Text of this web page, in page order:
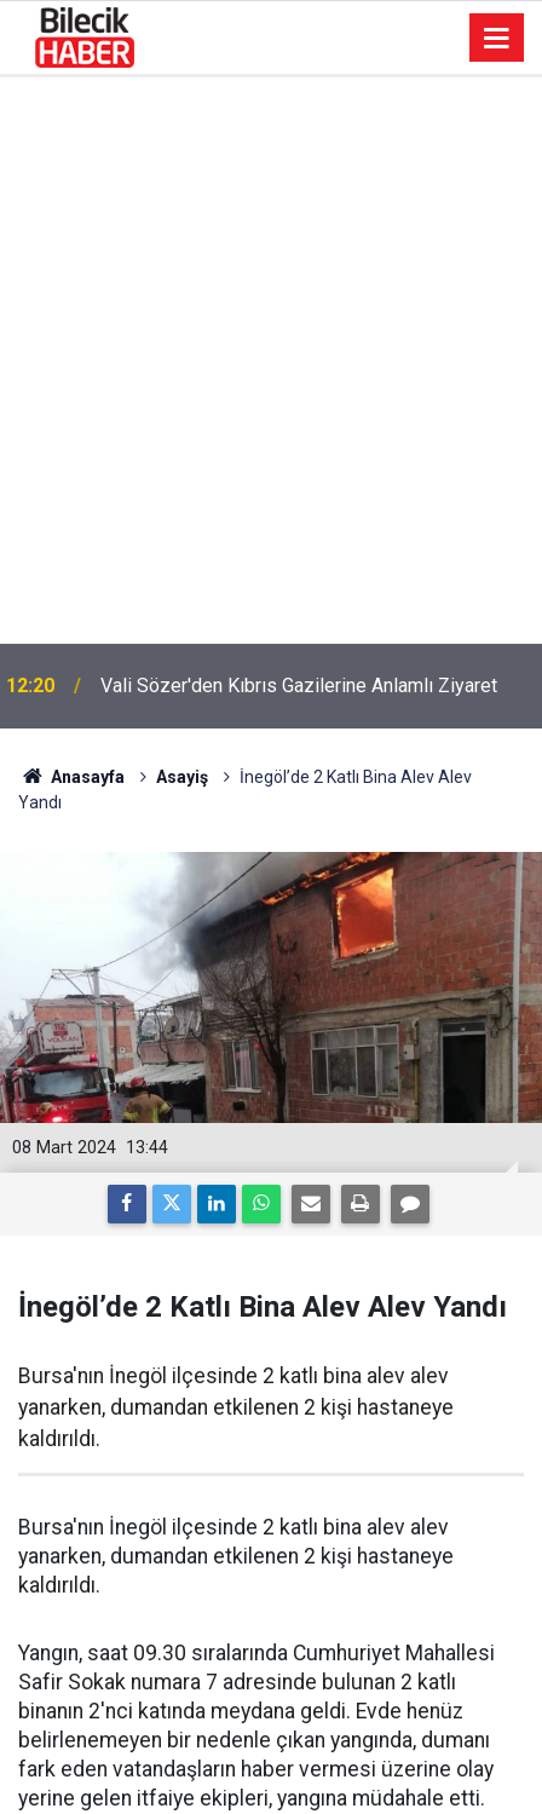
11:23
Otomobil Şarampole Uçtu!
Anasayfa Asayiş
İnegöl’de 2 Katlı Bina Alev Alev
Yandı
13:44
08 Mart 2024
İnegöl’de 2 Katlı Bina Alev Alev Yandı
Bursa'nın İnegöl ilçesinde 2 katlı bina alev alev
yanarken, dumandan etkilenen 2 kişi hastaneye
kaldırıldı.
Bursa'nın İnegöl ilçesinde 2 katlı bina alev alev
yanarken, dumandan etkilenen 2 kişi hastaneye
kaldırıldı.
Yangın, saat 09.30 sıralarında Cumhuriyet Mahallesi
Safir Sokak numara 7 adresinde bulunan 2 katlı
binanın 2'nci katında meydana geldi. Evde henüz
belirlenemeyen bir nedenle çıkan yangında, dumanı
fark eden vatandaşların haber vermesi üzerine olay
yerine gelen itfaiye ekipleri, yangına müdahale etti.